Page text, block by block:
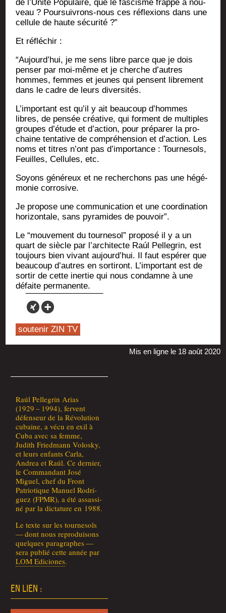
Raúl Pel­le­grin Arias
(1929 – 1994), fervent
défen­seur de la Révo­lu­tion
cubaine, a vécu en exil à
Cuba avec sa femme,
Judith Fried­mann Volos­ky,
et leurs enfants Car­la,
Andrea et Raúl. Ce der­nier,
le Com­man­dant José
Miguel, chef du Front
Patrio­tique Manuel Rodrí­
guez (FPMR), a été assas­si­
né par la dic­ta­ture en 1988.
Le texte sur les tour­ne­sols
— dont nous repro­dui­sons
quelques para­graphes —
sera publié cette année par
LOM Edi­ciones.
EN LIEN :
de l’U­ni­té Popu­laire, que le fas­cisme frappe à nou­
veau ? Pour­sui­vrons-nous ces réflexions dans une
cel­lule de haute sécurité ?”
Et réflé­chir :
“Aujourd’­hui, je me sens libre parce que je dois
pen­ser par moi-même et je cherche d’autres
hommes, femmes et jeunes qui pensent libre­ment
dans le cadre de leurs diversités.
L’im­por­tant est qu’il y ait beau­coup d’hommes
libres, de pen­sée créa­tive, qui forment de mul­tiples
groupes d’é­tude et d’ac­tion, pour pré­pa­rer la pro­
chaine ten­ta­tive de com­pré­hen­sion et d’ac­tion. Les
noms et titres n’ont pas d’im­por­tance : Tour­ne­sols,
Feuilles, Cel­lules, etc.
Soyons géné­reux et ne recher­chons pas une hégé­
mo­nie corrosive.
Je pro­pose une com­mu­ni­ca­tion et une coor­di­na­tion
hori­zon­tale, sans pyra­mides de pouvoir”.
Le “mou­ve­ment du tour­ne­sol” pro­po­sé il y a un
quart de siècle par l’ar­chi­tecte Raúl Pel­le­grin, est
tou­jours bien vivant aujourd’­hui. Il faut espé­rer que
beau­coup d’autres en sor­ti­ront. L’im­por­tant est de
sor­tir de cette iner­tie qui nous condamne à une
défaite permanente.
soutenir ZIN TV
Mis en ligne le 18 août 2020